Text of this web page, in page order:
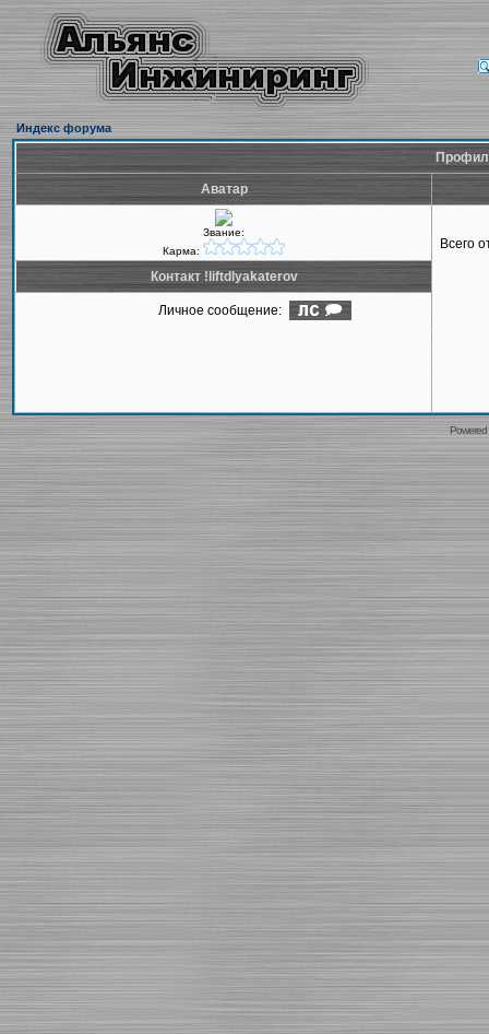
Индекс форума
Аватар
Звание:
Карма:
Всего
Контакт !liftdlyakaterov
Личное сообщение: